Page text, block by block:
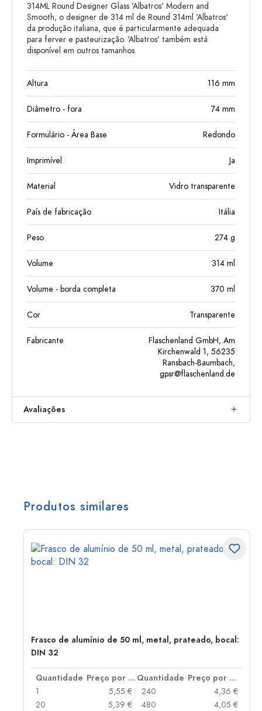
314ML Round Designer Glass 'Albatros' Modern and
Smooth, o designer de 314 ml de Round 314ml 'Albatros'
da produção italiana, que é particularmente adequada
para ferver e pasteurização. 'Albatros' também está
disponível em outros tamanhos.
Altura 116 mm
Diâmetro - fora 74 mm
Formulário - Área Base Redondo
Imprimível Ja
Material Vidro transparente
País de fabricação Itália
Peso 274 g
Volume 314 ml
Volume - borda completa 370 ml
Cor Transparente
Fabricante
Flaschenland GmbH, Am
Kirchenwald 1, 56235
Ransbach-Baumbach,
gpsr@flaschenland.de
Avaliações
Produtos similares
Frasco de alumínio de 50 ml, metal, prateado, bocal:
DIN 32
Quantidade Preço por peça Quantidade
Preço por peça
1
5,55 €
20
5,39 €
240
4,36 €
480
4,05 €